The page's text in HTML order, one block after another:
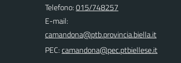
Telefono:015/748257
E-mail:
PEC: